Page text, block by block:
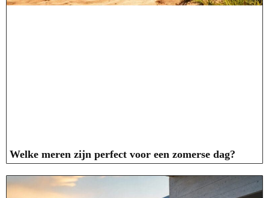
Welke meren zijn perfect voor een zomerse dag?